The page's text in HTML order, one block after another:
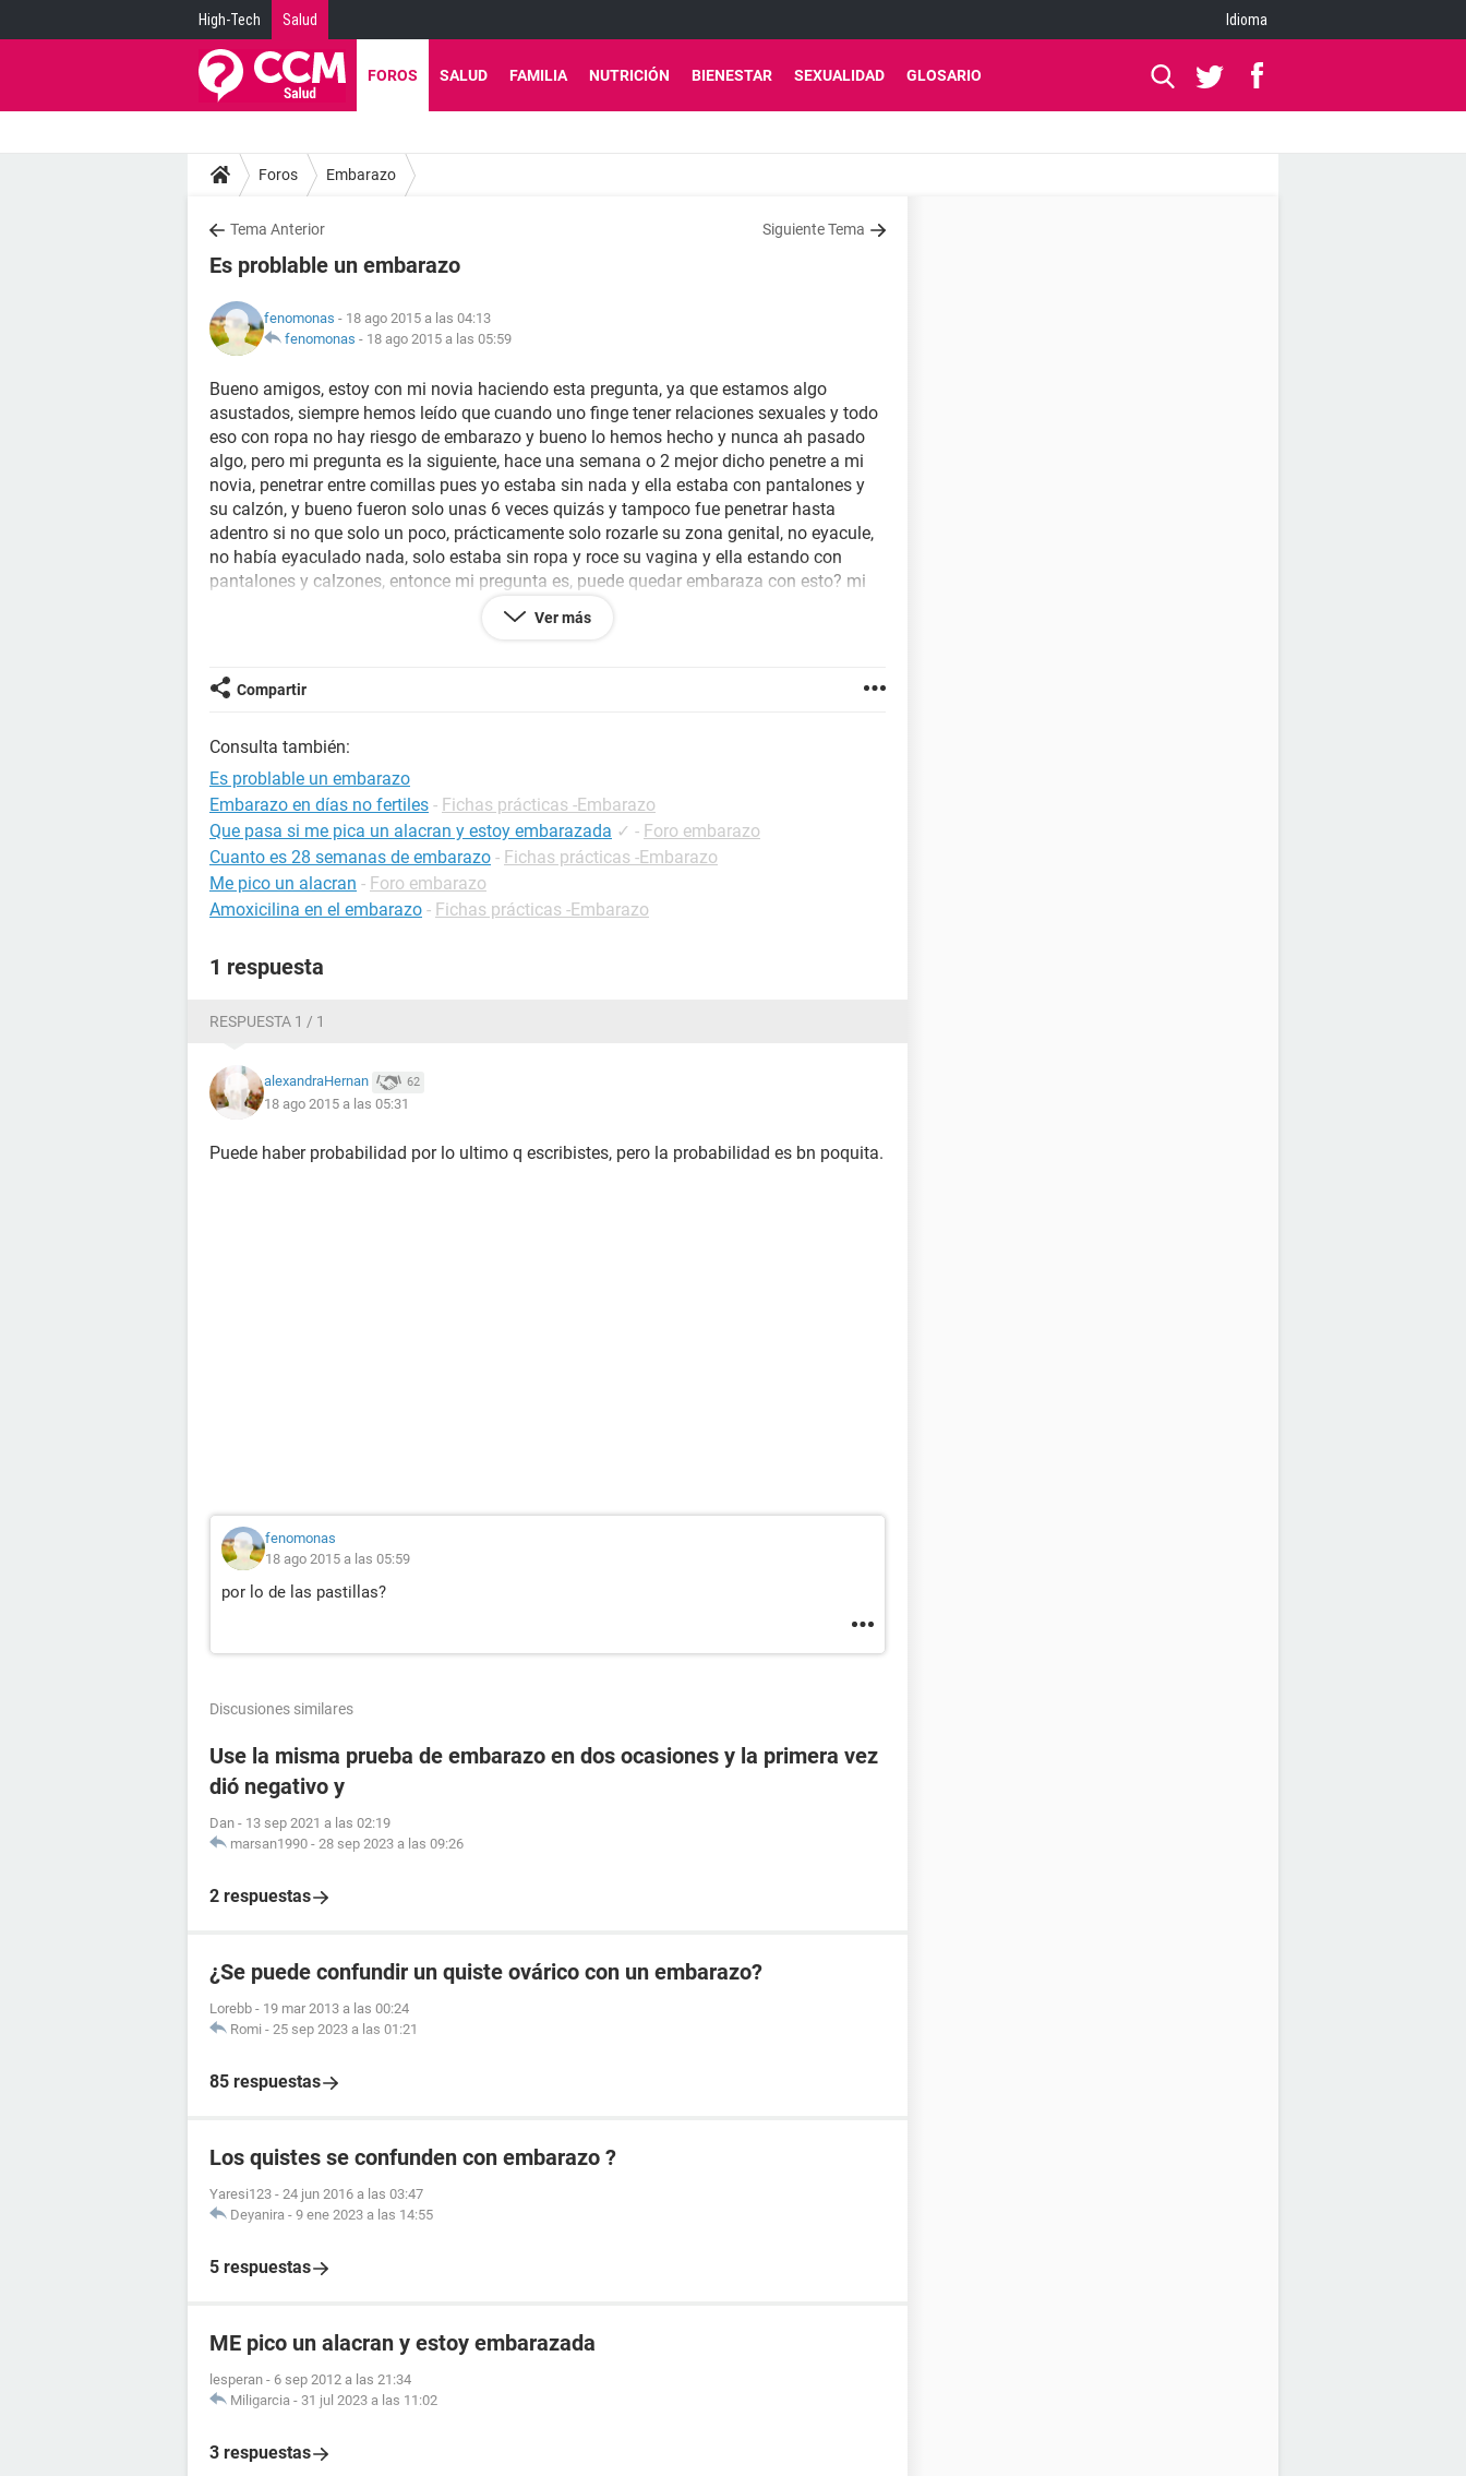
High-Tech Salud Idioma
FOROS SALUD FAMILIA NUTRICIÓN BIENESTAR SEXUALIDAD GLOSARIO
Foros Embarazo
Tema Anterior Siguiente Tema
Es problable un embarazo
fenomonas - 18 ago 2015 a las 04:13
fenomonas - 18 ago 2015 a las 05:59
Bueno amigos, estoy con mi novia haciendo esta pregunta, ya que estamos algo
asustados, siempre hemos leído que cuando uno finge tener relaciones sexuales y todo
eso con ropa no hay riesgo de embarazo y bueno lo hemos hecho y nunca ah pasado
algo, pero mi pregunta es la siguiente, hace una semana o 2 mejor dicho penetre a mi
novia, penetrar entre comillas pues yo estaba sin nada y ella estaba con pantalones y
su calzón, y bueno fueron solo unas 6 veces quizás y tampoco fue penetrar hasta
adentro si no que solo un poco, prácticamente solo rozarle su zona genital, no eyacule,
no había eyaculado nada, solo estaba sin ropa y roce su vagina y ella estando con
pantalones y calzones, entonce mi pregunta es, puede quedar embaraza con esto? mi
ambos con ropa, pues la ultima vez estamos fingiendo tener sexo con ropa, ambos
acto, pero luego que terminamos me revise el pantalón y lo tenia solo un poco
manchada, casi nada, ayuda por favor nos dejarían bastantes tranquilos, ella también
ayuda por favor gracias y saludos desde Chile.
Ver más
Compartir
Consulta también:
Es problable un embarazo
Embarazo en días no fertiles - Fichas prácticas -Embarazo
Que pasa si me pica un alacran y estoy embarazada ✓ - Foro embarazo
Cuanto es 28 semanas de embarazo - Fichas prácticas -Embarazo
Me pico un alacran - Foro embarazo
Amoxicilina en el embarazo - Fichas prácticas -Embarazo
1 respuesta
RESPUESTA 1 / 1
alexandraHernan 62
18 ago 2015 a las 05:31
Puede haber probabilidad por lo ultimo q escribistes, pero la probabilidad es bn poquita.
fenomonas
18 ago 2015 a las 05:59
por lo de las pastillas?
Discusiones similares
Use la misma prueba de embarazo en dos ocasiones y la primera vez
dió negativo y
Dan - 13 sep 2021 a las 02:19
marsan1990 - 28 sep 2023 a las 09:26
2 respuestas
¿Se puede confundir un quiste ovárico con un embarazo?
Lorebb - 19 mar 2013 a las 00:24
Romi - 25 sep 2023 a las 01:21
85 respuestas
Los quistes se confunden con embarazo ?
Yaresi123 - 24 jun 2016 a las 03:47
Deyanira - 9 ene 2023 a las 14:55
5 respuestas
ME pico un alacran y estoy embarazada
lesperan - 6 sep 2012 a las 21:34
Miligarcia - 31 jul 2023 a las 11:02
3 respuestas